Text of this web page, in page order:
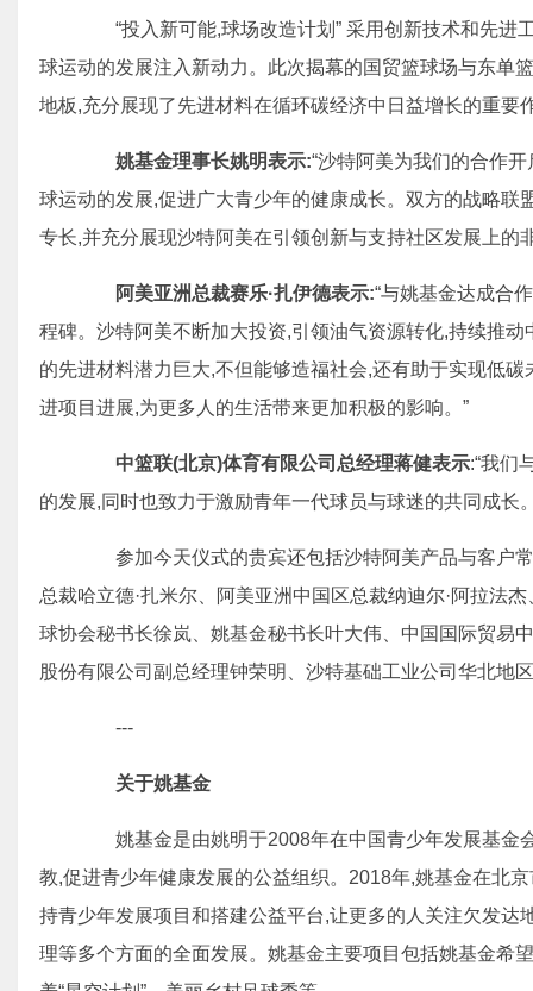
“投入新可能,球场改造计划” 采用创新技术和先进
球运动的发展注入新动力。此次揭幕的国贸篮球场与东单
地板,充分展现了先进材料在循环碳经济中日益增长的重要
姚基金理事长姚明表示:“沙特阿美为我们的合作
球运动的发展,促进广大青少年的健康成长。双方的战略
专长,并充分展现沙特阿美在引领创新与支持社区发展上的
阿美亚洲总裁赛乐·扎伊德表示:“与姚基金达成合
程碑。沙特阿美不断加大投资,引领油气资源转化,持续推
的先进材料潜力巨大,不但能够造福社会,还有助于实现低
进项目进展,为更多人的生活带来更加积极的影响。”
中篮联(北京)体育有限公司总经理蒋健表示:“我们
的发展,同时也致力于激励青年一代球员与球迷的共同成长
参加今天仪式的贵宾还包括沙特阿美产品与客户常
总裁哈立德·扎米尔、阿美亚洲中国区总裁纳迪尔·阿拉法
球协会秘书长徐岚、姚基金秘书长叶大伟、中国国际贸易
股份有限公司副总经理钟荣明、沙特基础工业公司华北地
---
关于姚基金
姚基金是由姚明于2008年在中国青少年发展基金
教,促进青少年健康发展的公益组织。2018年,姚基金在北
持青少年发展项目和搭建公益平台,让更多的人关注欠发
理等多个方面的全面发展。姚基金主要项目包括姚基金希